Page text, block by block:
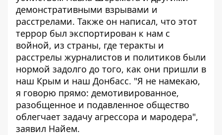
демонстративными взрывами и
расстрелами. Также он написал, что этот
террор был экспортирован к нам с
войной, из страны, где теракты и
расстрелы журналистов и политиков были
нормой задолго до того, как они пришли в
наш Крым и наш Донбасс. "Я не намекаю,
я говорю прямо: демотивированное,
разобщенное и подавленное общество
облегчает задачу агрессора и мародера",
заявил Найем.